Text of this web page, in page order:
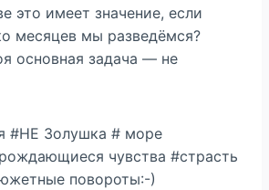
это имеет значение, если
месяцев мы разведёмся?
основная задача — не
#НЕ Золушка # море
чувства #страсть
повороты:-)